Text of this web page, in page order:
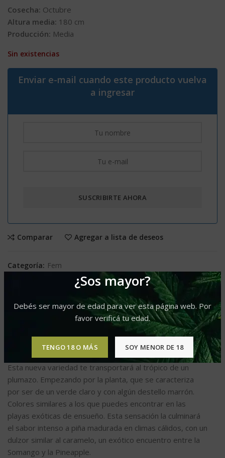
¿Sos mayor?
Debés ser mayor de edad para ver esta página web. Por
favor verificá tu edad.
TENGO 18 O MÁS SOY MENOR DE 18
Cosecha: Octubre
Altura media: 180 cm
Producción: Media
Sin existencias
Enviar e-mail cuando este producto vuelva
a ingresar
Comparar Agregar a lista de deseos
Categoría: Fem
Predominancia Sativa, Produccion L
Sabor Dulce
Compartir
DESCRIPCIÓN
Esta nueva variedad te transportará al trópico de un
plumazo. Empezando por la planta, que se caracteriza
por ser de un verde claro y con algún destello marrón.
Colores similares a los que puedes encontrar en las
playas exóticas de ensueño. Esta sensación la culminará
el sabor intenso a piña madurada en climas cálidos, con un
dulzor similar al caramelo, un exótico encuentro entre la
Somango y la Pineapple.